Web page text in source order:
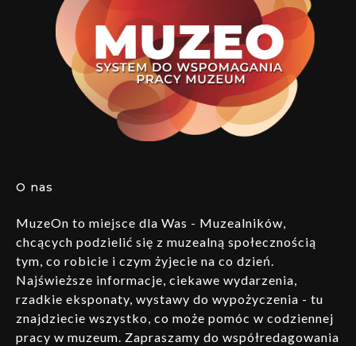
O nas
MuzeOn to miejsce dla Was - Muzealników,
chcących podzielić się z muzealną społecznością
tym, co robicie i czym żyjecie na co dzień.
Najświeższe informacje, ciekawe wydarzenia,
rzadkie eksponaty, wystawy do wypożyczenia - tu
znajdziecie wszystko, co może pomóc w codziennej
pracy w muzeum. Zapraszamy do współredagowania